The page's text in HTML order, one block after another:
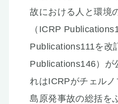
故における人と環境
（ICRP
Publications111を改
Publications146）が
れはICRPがチェル
島原発事故の総括を